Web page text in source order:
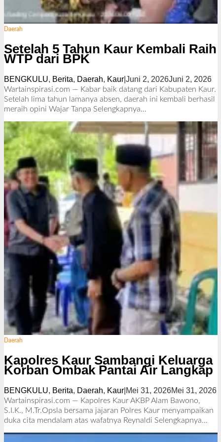
Daerah
Setelah 5 Tahun Kaur Kembali Raih
WTP dari BPK
BENGKULU, Berita, Daerah, Kaur| Juni 2, 2026Juni 2, 2026o
l
e
i
m
a
r
J
h
Wartainspirasi.com — Kabar baik datang dari Kabupaten Kaur.
Setelah lima tahun lamanya absen, daerah ini kembali berhasil
meraih opini Wajar Tanpa Selengkapnya…
Daerah
Kapolres Kaur Sambangi Keluarga
Korban Ombak Pantai Air Langkap
BENGKULU, Berita, Daerah, Kaur| Mei 31, 2026Mei 31, 2026o
Wartainspirasi.com — Kapolres Kaur AKBP Alam Bawono,
S.I.K., M.Tr.Opsla bersama jajaran Polres Kaur menyampaikan
duka cita mendalam atas wafatnya Reynaldi Selengkapnya…